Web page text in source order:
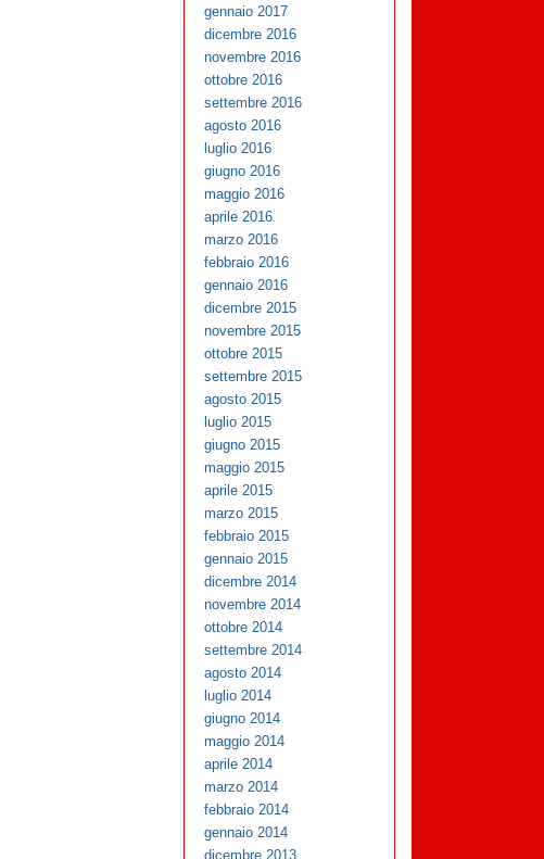
gennaio 2017
dicembre 2016
novembre 2016
ottobre 2016
settembre 2016
agosto 2016
luglio 2016
giugno 2016
maggio 2016
aprile 2016
marzo 2016
febbraio 2016
gennaio 2016
dicembre 2015
novembre 2015
ottobre 2015
settembre 2015
agosto 2015
luglio 2015
giugno 2015
maggio 2015
aprile 2015
marzo 2015
febbraio 2015
gennaio 2015
dicembre 2014
novembre 2014
ottobre 2014
settembre 2014
agosto 2014
luglio 2014
giugno 2014
maggio 2014
aprile 2014
marzo 2014
febbraio 2014
gennaio 2014
dicembre 2013